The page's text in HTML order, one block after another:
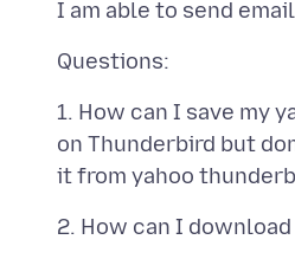
1. How can I save my
on Thunderbird but